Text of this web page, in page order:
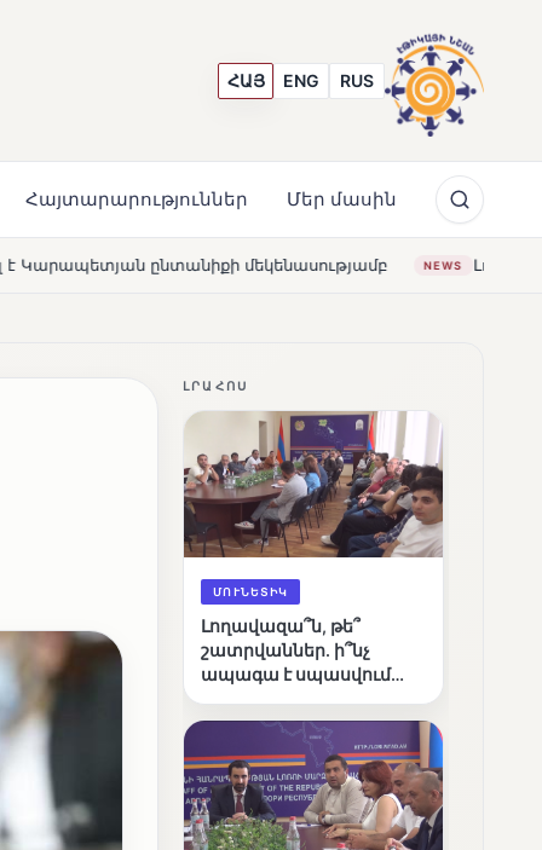
ՀԱՅ ENG RUS
Հայտարարություններ Մեր մասին
մեկենասությամբ NEWS Լողավազա՞ն, թե՞ շատրվաններ.
ԼՐԱՀՈՍ
ՄՈՒՆԵՏԻԿ
Լողավազա՞ն, թե՞
շատրվաններ. ի՞նչ
ապագա է սպասվում
լճին